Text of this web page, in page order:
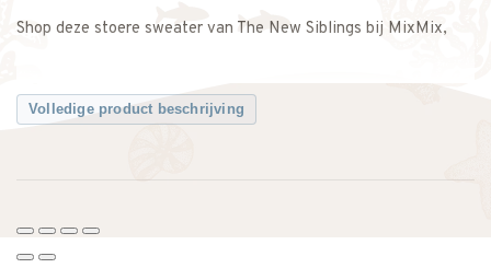
Shop deze stoere sweater van The New Siblings bij MixMix,
Volledige product beschrijving